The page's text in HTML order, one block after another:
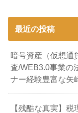
最近の投稿
暗号資産（仮想通
査/WEB3.0事業の
ナー経験豊富な矢
【残酷な真実】